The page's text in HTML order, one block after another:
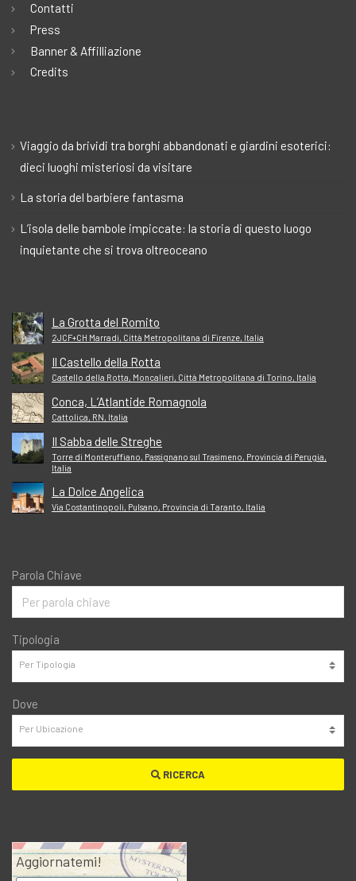
Contatti
Press
Banner & Affilliazione
Credits
Viaggio da brividi tra borghi abbandonati e giardini esoterici:
dieci luoghi misteriosi da visitare
La storia del barbiere fantasma
L’isola delle bambole impiccate: la storia di questo luogo
inquietante che si trova oltreoceano
La Grotta del Romito
2JCF+CH Marradi, Città Metropolitana di Firenze, Italia
Il Castello della Rotta
Castello della Rotta, Moncalieri, Città Metropolitana di Torino, Italia
Conca, L’Atlantide Romagnola
Cattolica, RN, Italia
Il Sabba delle Streghe
Torre di Monteruffiano, Passignano sul Trasimeno, Provincia di Perugia,
Italia
La Dolce Angelica
Via Costantinopoli, Pulsano, Provincia di Taranto, Italia
Parola Chiave
Tipologia
Dove
RICERCA
Aggiornatemi!